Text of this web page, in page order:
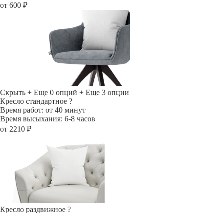
от 600 ₽
Скрыть + Еще 0 опций + Еще 3 опции
Кресло стандартное ?
Время работ: от 40 минут
Время высыхания: 6-8 часов
от 2210 ₽
Кресло раздвижное ?